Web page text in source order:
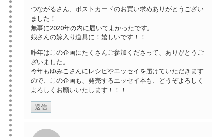
つながるさん、ポストカードのお買い求めありがとうござい
ました！
無事に2020年の内に届いてよかったです。
娘さんの嫁入り道具に！嬉しいです！！
昨年はこの企画にたくさんご参加くださって、ありがとうご
ざいました。
今年もゆみこさんにレシピやエッセイを届けていただきます
ので、この企画も、発売するエッセイ本も、どうぞよろしく
よろしくお願いいたします！！！
返信